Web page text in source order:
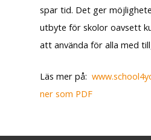
spar tid. Det ger
utbyte för skolor oavsett
att använda för alla med
Läs mer på:
ner som PDF